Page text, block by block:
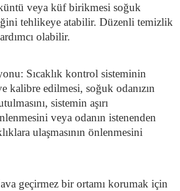
veya küf birikmesi soğuk
tehlikeye atabilir. Düzenli temizlik
olabilir.
Sıcaklık kontrol sisteminin
kalibre edilmesi, soğuk odanızın
sistemin aşırı
veya odanın istenenden
ulaşmasının önlenmesini
geçirmez bir ortamı korumak için